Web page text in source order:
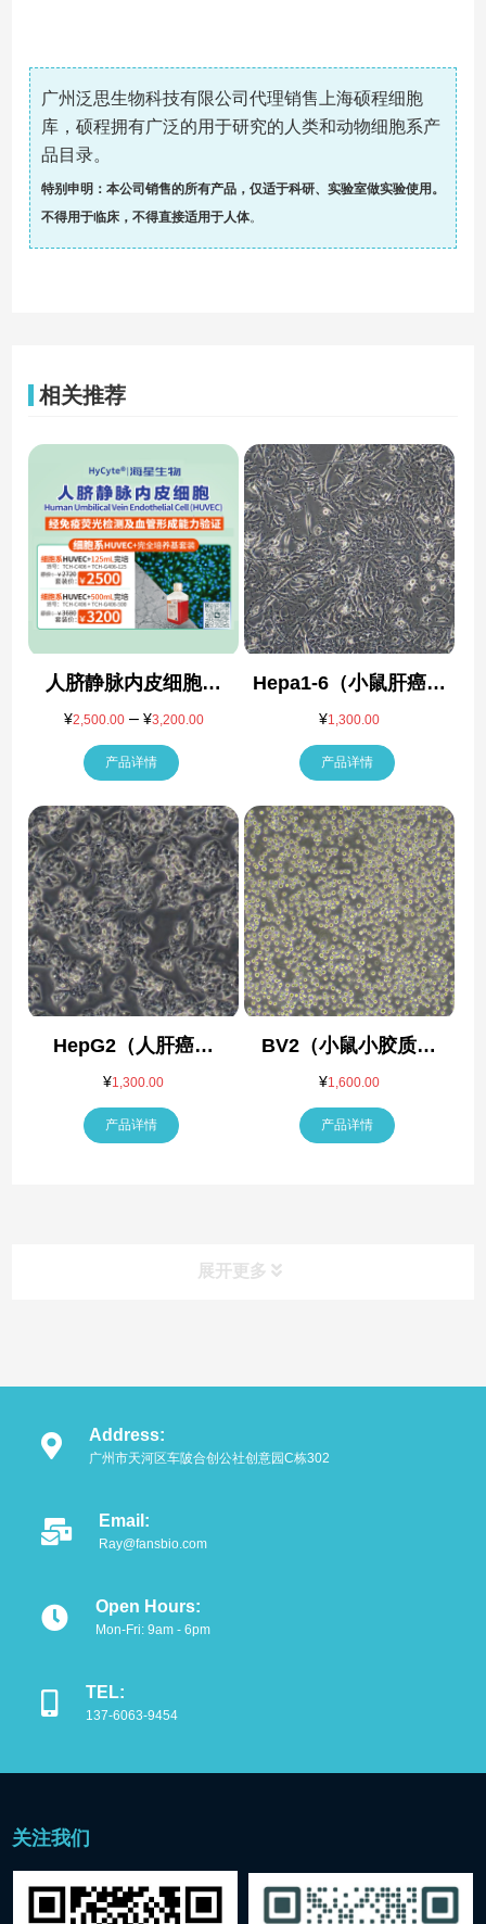
广州泛思生物科技有限公司代理销售上海硕程细胞
库，硕程拥有广泛的用于研究的人类和动物细胞系产
品目录。
特别申明：本公司销售的所有产品，仅适于科研、实验室做实验使用。
不得用于临床，不得直接适用于人体。
相关推荐
人脐静脉内皮细胞系
HUVEC+完赔套装
¥2,500.00 – ¥3,200.00价
¥2,500.00
至
¥3,200.00
产品详情
Hepa1-6（小鼠肝癌细
胞）
¥1,300.00
产品详情
HepG2（人肝癌细
胞）(STR鉴定正确)
¥1,300.00
产品详情
BV2（小鼠小胶质细
胞）
¥1,600.00
产品详情
展开更多
产品类别 Product
抗体
细胞培养相关
免疫组化试剂
分子生物试剂
细胞
小型仪器
Address:
广州市天河区车陂合创公社创意园C栋302
Email:
Ray@fansbio.com
Open Hours:
Mon-Fri: 9am - 6pm
TEL:
137-6063-9454
关注我们